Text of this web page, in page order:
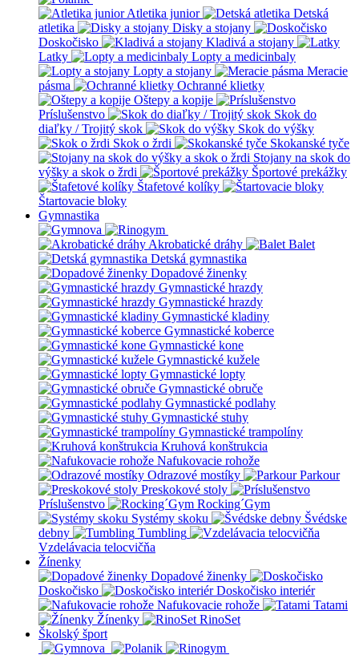
Atletika junior
Detská
atletika
Disky a stojany
Doskočisko
Kladivá a stojany
Latky
Lopty a medicinbaly
Lopty a stojany
Meracie
pásma
Ochranné klietky
Oštepy a kopije
Príslušenstvo
Skok do
diaľky / Trojitý skok
Skok do výšky
Skok o žrdi
Skokanské tyče
Stojany na skok do
výšky a skok o žrdi
Športové prekážky
Štafetové kolíky
Štartovacie bloky
Gymnastika
Akrobatické dráhy
Balet
Detská gymnastika
Dopadové žinenky
Gymnastické hrazdy
Gymnastické hrazdy
Gymnastické kladiny
Gymnastické koberce
Gymnastické kone
Gymnastické kužele
Gymnastické lopty
Gymnastické obruče
Gymnastické podlahy
Gymnastické stuhy
Gymnastické trampolíny
Kruhová konštrukcia
Nafukovacie rohože
Odrazové mostíky
Parkour
Preskokové stoly
Príslušenstvo
Rocking´Gym
Systémy skoku
Švédske
debny
Tumbling
Vzdelávacia telocvičňa
Žínenky
Dopadové žinenky
Doskočisko
Doskočisko interiér
Nafukovacie rohože
Tatami
Žínenky
RinoSet
Školský šport